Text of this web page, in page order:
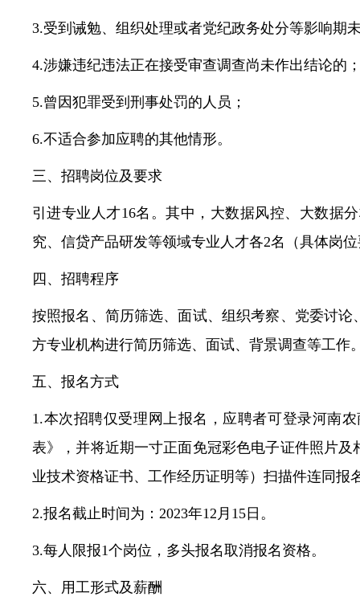
3.受到诫勉、组织处理或者党纪政务处分等影响期
4.涉嫌违纪违法正在接受审查调查尚未作出结论的
5.曾因犯罪受到刑事处罚的人员；
6.不适合参加应聘的其他情形。
三、招聘岗位及要求
引进专业人才16名。其中，大数据风控、大数据
究、信贷产品研发等领域专业人才各2名（具体岗
四、招聘程序
按照报名、简历筛选、面试、组织考察、党委讨
方专业机构进行简历筛选、面试、背景调查等工
五、报名方式
1.本次招聘仅受理网上报名，应聘者可登录河南
表》，并将近期一寸正面免冠彩色电子证件照片
业技术资格证书、工作经历证明等）扫描件连同报
2.报名截止时间为：2023年12月15日。
3.每人限报1个岗位，多头报名取消报名资格。
六、用工形式及薪酬